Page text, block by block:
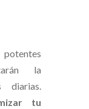
la
tu